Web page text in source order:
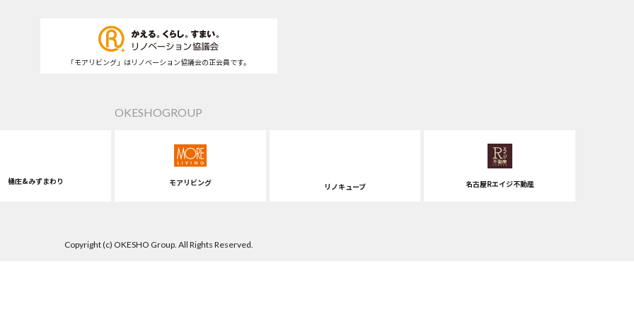
「モアリビング」はリノベーション協議会の正会員です。
OKESHOGROUP
桶庄&みずまわり モアリビング リノキューブ 名古屋Rエイジ不動産
Copyright (c) OKESHO Group. All Rights Reserved.